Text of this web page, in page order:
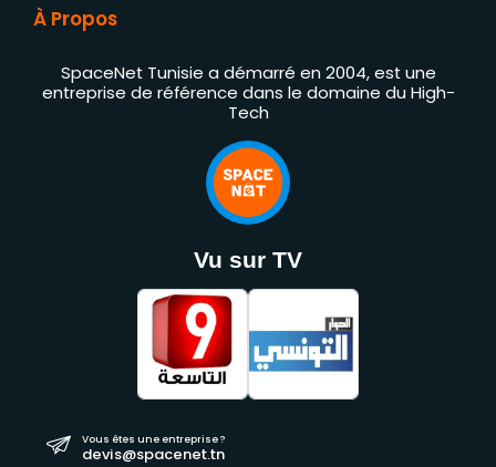
À Propos
SpaceNet Tunisie a démarré en 2004, est une
entreprise de référence dans le domaine du High-
Tech
Vu sur TV
Vous êtes une entreprise ?
devis@spacenet.tn